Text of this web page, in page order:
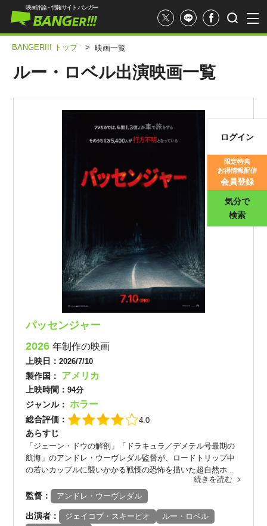
映画評価
映画評論・情報サイト バンガー
ログイン
限定特典
お得情報配信
会員登録
気分で
検索
BANGER!!! トップ > 映画一覧
ルー・ロベル出演映画一覧
パッセンジャー
2026年制作の映画
上映日：2026/7/10
製作国： アメリカ
上映時間：94分
ジャンル：ホラー
総合評価： 4.0
あらすじ
「ジェーン・ドウの解剖」「ドラキュラ／デメテル号最期の
航海」のアンドレ・ウーヴレダル監督が、ロードトリップ中
の若いカップルに襲いかかる戦慄の恐怖を描いた超自然ホ...
続きを読む
監督： アンドレ・ウーヴレダル
出演者： ジェイコブ・スキーピオ
ルー・ロベル